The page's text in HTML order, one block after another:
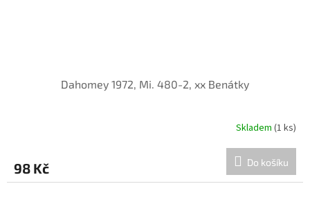
Dahomey 1972, Mi. 480-2, xx Benátky
Skladem (1 ks)
98 Kč Do košíku